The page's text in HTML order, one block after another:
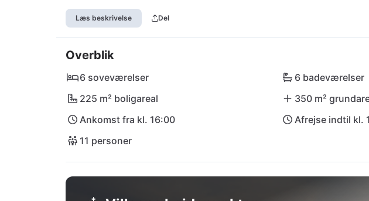
børnene plasker i den opvarmede pool, kan du slappe af på
middelhavske brise. Kun få skridt væk finder du lokale butikker til
forfriskende gåture på stranden (1,5 km). Lad dig forføre af Zadars
udforsk betagende nationalparker som Paklenica og Krka – eventyr
fyldt med opdagelser vender du tilbage til dit fredelige paradis - Villa
Læs beskrivelse Del
Overblik
6 soveværelser
6 badeværelser
225 m² boligareal
350 m²
Ankomst fra kl. 16:00
Afrejse indtil kl.
11 personer